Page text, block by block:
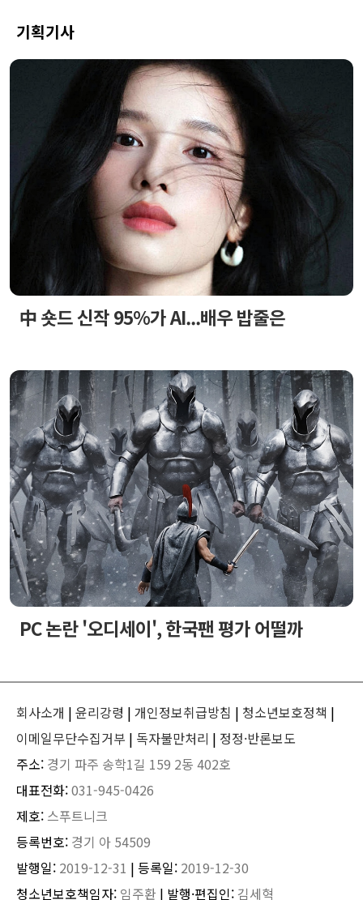
기획기사
中 숏드 신작 95%가 AI...배우 밥줄은
PC 논란 '오디세이', 한국팬 평가 어떨까
회사소개 | 윤리강령 | 개인정보취급방침 | 청소년보호정책 |
이메일무단수집거부 | 독자불만처리 | 정정·반론보도
주소: 경기 파주 송학1길 159 2동 402호
대표전화:031-945-0426
제호: 스푸트니크
등록번호: 경기 아 54509
발행일: 2019-12-31 | 등록일: 2019-12-30
청소년보호책임자: 임주환 | 발행·편집인: 김세혁